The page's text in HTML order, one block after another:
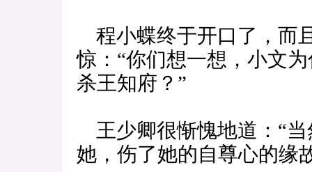
程小蝶终于开口了，而
惊：“你们想一想，小文
杀王知府？”
王少卿很惭愧地道：“
她，伤了她的自尊心的缘